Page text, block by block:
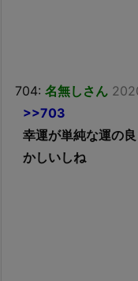
704: 名無しさん
>>703
幸運が単純な運の
かしいしね